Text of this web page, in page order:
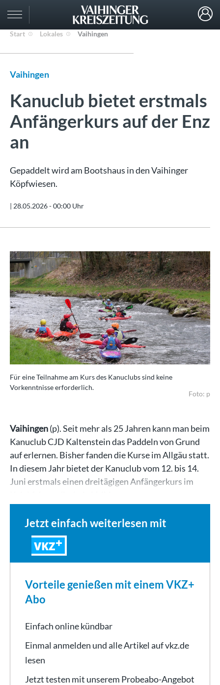
Start Lokales Vaihingen
Vaihingen
Kanuclub bietet erstmals
Anfängerkurs auf der Enz
an
Gepaddelt wird am Bootshaus in den Vaihinger
Köpfwiesen.
| 28.05.2026 - 00:00 Uhr
Für eine Teilnahme am Kurs des Kanuclubs sind keine
Vorkenntnisse erforderlich.
Foto: p
Vaihingen(p). Seit mehr als 25 Jahren kann man beim
Kanuclub CJD Kaltenstein das Paddeln von Grund
auf erlernen. Bisher fanden die Kurse im Allgäu statt.
In diesem Jahr bietet der Kanuclub vom 12. bis 14.
Juni erstmals einen dreitägigen Anfängerkurs im
Jetzt einfach weiterlesen mit
VKZ
Vorteile genießen mit einem VKZ+
Abo
Einfach online kündbar
Einmal anmelden und alle Artikel auf vkz.de
lesen
Jetzt testen mit unserem Probeabo-Angebot